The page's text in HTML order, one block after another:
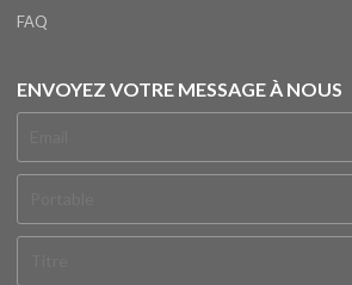
FAQ
ENVOYEZ VOTRE MESSAGE À NOUS